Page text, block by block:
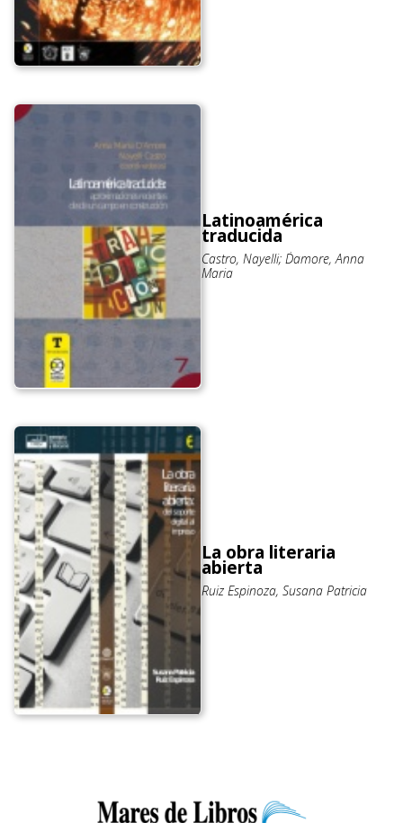
Latinoamérica
traducida
Castro, Nayelli; D´amore, Anna
Maria
La obra literaria
abierta
Ruiz Espinoza, Susana Patricia